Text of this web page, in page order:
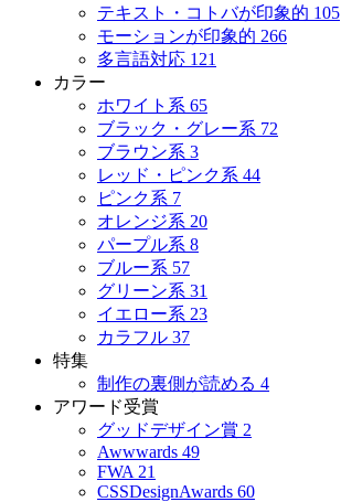
テキスト・コトバが印象的 105
モーションが印象的 266
多言語対応 121
カラー
ホワイト系 65
ブラック・グレー系 72
ブラウン系 3
レッド・ピンク系 44
ピンク系 7
オレンジ系 20
パープル系 8
ブルー系 57
グリーン系 31
イエロー系 23
カラフル 37
特集
制作の裏側が読める 4
アワード受賞
グッドデザイン賞 2
Awwwards 49
FWA 21
CSSDesignAwards 60